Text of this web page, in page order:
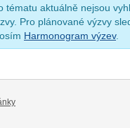
tématu aktuálně nejsou
Pro plánované výzvy
Harmonogram výzev.